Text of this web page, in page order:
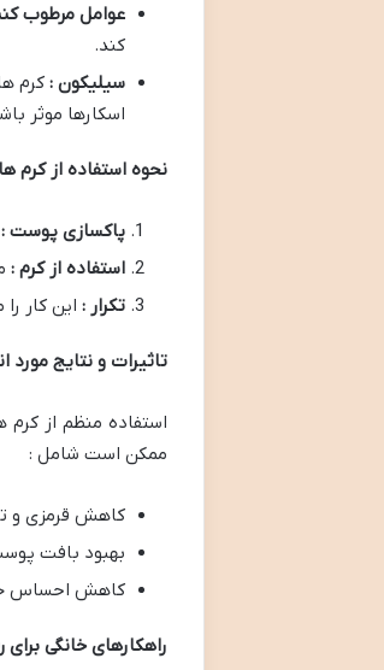
عوامل مرطوب
کند.
سیلیکون :کرم
اسکارها موثر
نحوه استفاده از کرم
پاکسازی پوست :
استفاده از کرم :
تکرار : این کار
تاثیرات و نتایج مورد
استفاده منظم از
ممکن است شامل :
کاهش قرمزی و
بهبود بافت
کاهش احساس
راهکارهای خانگی برای